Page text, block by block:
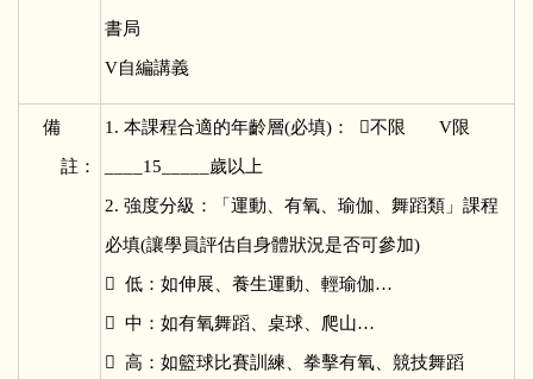
書局
V自編講義
備
註：
1. 本課程合適的年齡層(必填)： 不限 V限
____15_____歲以上
2. 強度分級：「運動、有氧、瑜伽、舞蹈類」課程
必填(讓學員評估自身體狀況是否可參加)
 低：如伸展、養生運動、輕瑜伽…
 中：如有氧舞蹈、桌球、爬山…
 高：如籃球比賽訓練、拳擊有氧、競技舞蹈